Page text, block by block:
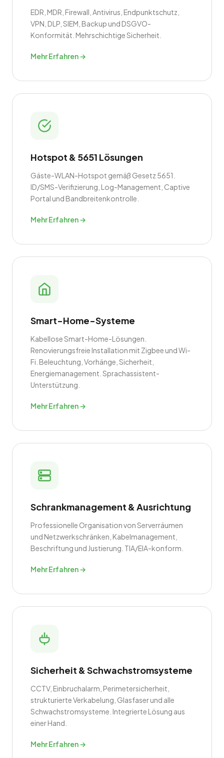
EDR, MDR, Firewall, Antivirus, Endpunktschutz,
VPN, DLP, SIEM, Backup und DSGVO-
Konformität. Mehrschichtige Sicherheit.
Mehr Erfahren →
Hotspot & 5651 Lösungen
Gäste-WLAN-Hotspot gemäß Gesetz 5651.
ID/SMS-Verifizierung, Log-Management, Captive
Portal und Bandbreitenkontrolle.
Mehr Erfahren →
Smart-Home-Systeme
Kabellose Smart-Home-Lösungen.
Renovierungsfreie Installation mit Zigbee und Wi-
Fi. Beleuchtung, Vorhänge, Sicherheit,
Energiemanagement. Sprachassistent-
Unterstützung.
Mehr Erfahren →
Schrankmanagement & Ausrichtung
Professionelle Organisation von Serverräumen
und Netzwerkschränken, Kabelmanagement,
Beschriftung und Justierung. TIA/EIA-konform.
Mehr Erfahren →
Sicherheit & Schwachstromsysteme
CCTV, Einbruchalarm, Perimetersicherheit,
strukturierte Verkabelung, Glasfaser und alle
Schwachstromsysteme. Integrierte Lösung aus
einer Hand.
Mehr Erfahren →